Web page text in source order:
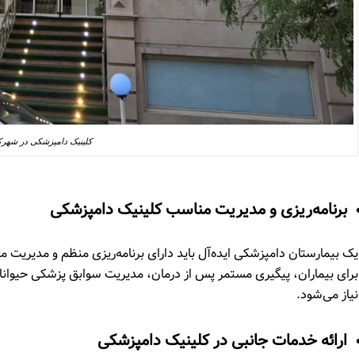
کلینیک دامپزشکی در
برنامه‌ریزی و مدیریت مناسب کلینیک دامپزشکی
یک بیمارستان دامپزشکی ایده‌آل باید دارای برنامه‌ریزی منظم و
برای بیماران، پیگیری مستمر پس از درمان، مدیریت سوابق پزشکی
نیاز می‌شود.
ارائه خدمات جانبی درکلینیک دامپزشکی